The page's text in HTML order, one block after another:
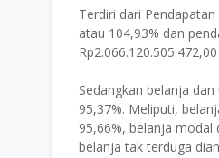
Terdiri dari
atau 104,93% dan
Sedangkan belanja
95,37%. Meliputi,
95,66%, belanja modal
belanja tak terduga